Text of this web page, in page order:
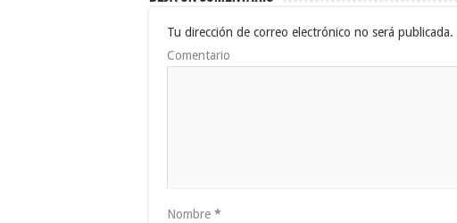
Tu dirección de correo electrónico no será publicada.
Comentario
Nombre *